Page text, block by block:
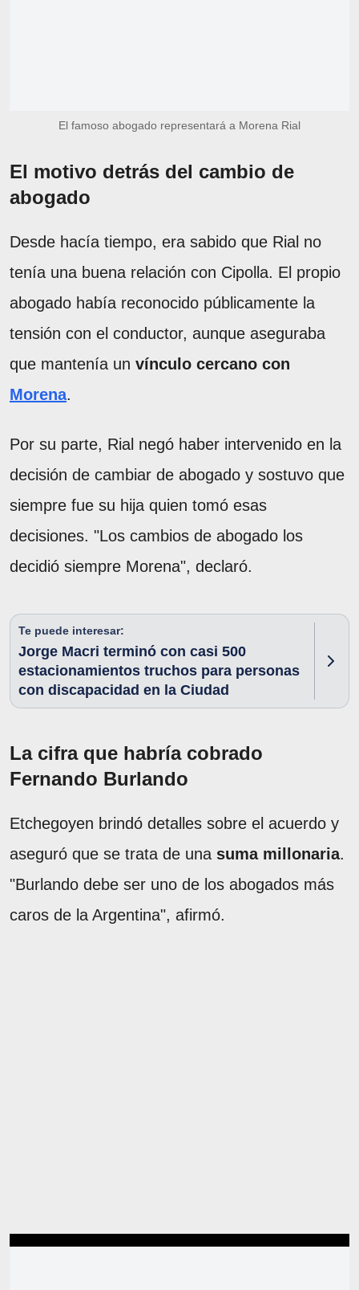
El famoso abogado representará a Morena Rial
El motivo detrás del cambio de
abogado
Desde hacía tiempo, era sabido que Rial no
tenía una buena relación con Cipolla. El propio
abogado había reconocido públicamente la
tensión con el conductor, aunque aseguraba
que mantenía un vínculo cercano con
Morena.
Por su parte, Rial negó haber intervenido en la
decisión de cambiar de abogado y sostuvo que
siempre fue su hija quien tomó esas
decisiones. "Los cambios de abogado los
decidió siempre Morena", declaró.
Te puede interesar:
Jorge Macri terminó con casi 500
estacionamientos truchos para personas
con discapacidad en la Ciudad
La cifra que habría cobrado
Fernando Burlando
Etchegoyen brindó detalles sobre el acuerdo y
aseguró que se trata de una suma millonaria.
"Burlando debe ser uno de los abogados más
caros de la Argentina", afirmó.